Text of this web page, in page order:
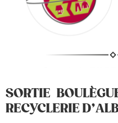
SORTIE
RECYCLERIE